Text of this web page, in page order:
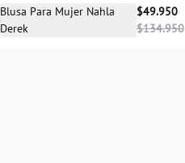
Selecciona una talla
Blusa Para Mujer Nahla
Derek
$49.950
$134.950